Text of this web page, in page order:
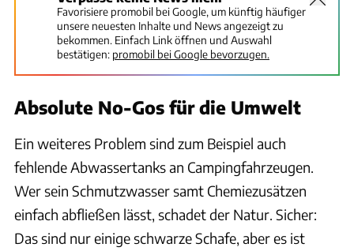
Favorisiere promobil bei Google, um künftig häufiger
unsere neuesten Inhalte und News angezeigt zu
bekommen. Einfach Link öffnen und Auswahl
bestätigen: promobil bei Google bevorzugen.
Absolute No-Gos für die Umwelt
Ein weiteres Problem sind zum Beispiel auch
fehlende Abwassertanks an Campingfahrzeugen.
Wer sein Schmutzwasser samt Chemiezusätzen
einfach abfließen lässt, schadet der Natur. Sicher:
Das sind nur einige schwarze Schafe, aber es ist